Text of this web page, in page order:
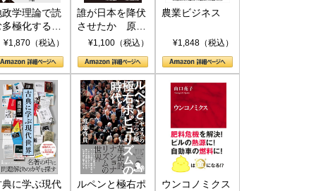
政学理論で読
多極化する世
トランプと
¥1,870（税込）
誰が日本を降伏
させたか 原爆
投下、ソ連参
(PHP新書)
¥1,100（税込）
農業ビジネス
¥1,848（税込）
典に学ぶ現代
ルペンと極右ポ
ウンコノミクス